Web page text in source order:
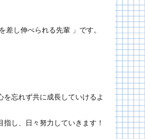
差し伸べられる先輩 」です。
を忘れず共に成長していけるよ
指し、日々努力していきます！